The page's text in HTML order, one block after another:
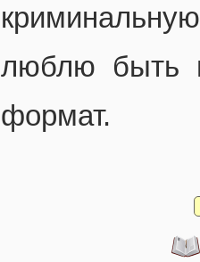
люблю быть
формат.